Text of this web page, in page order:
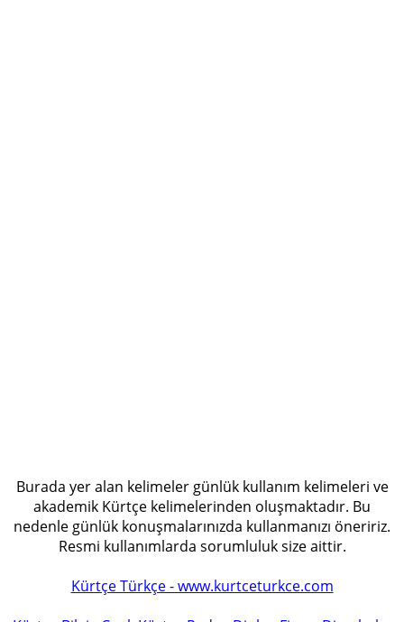
Burada yer alan kelimeler günlük kullanım kelimeleri ve
akademik Kürtçe kelimelerinden oluşmaktadır. Bu
nedenle günlük konuşmalarınızda kullanmanızı öneririz.
Resmi kullanımlarda sorumluluk size aittir.
Kürtçe Türkçe - www.kurtceturkce.com